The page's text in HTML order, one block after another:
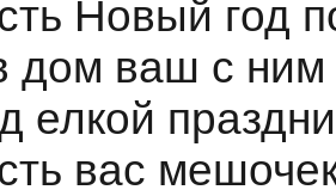
Новый год
дом ваш с ним
елкой
вас